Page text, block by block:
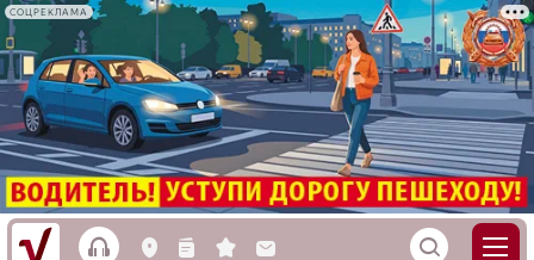
СОЦРЕКЛАМА
h L n s M S